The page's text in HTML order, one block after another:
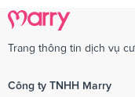
Trang thông tin dịch vụ
Công ty TNHH Marry